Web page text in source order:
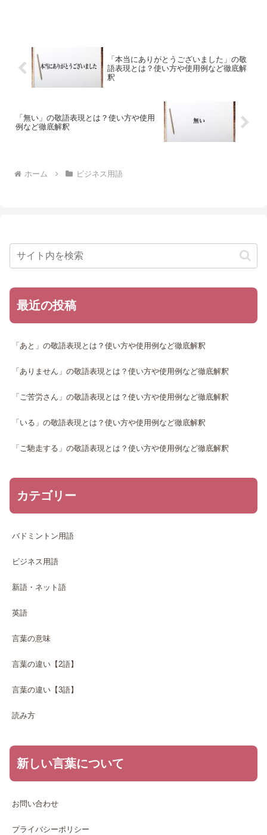
「本当にありがとうございました」の敬
語表現とは？使い方や使用例など徹底解
釈
「無い」の敬語表現とは？使い方や使用
例など徹底解釈
ホーム ビジネス用語
最近の投稿
「あと」の敬語表現とは？使い方や使用例など徹底解釈
「ありません」の敬語表現とは？使い方や使用例など徹底解釈
「ご苦労さん」の敬語表現とは？使い方や使用例など徹底解釈
「いる」の敬語表現とは？使い方や使用例など徹底解釈
「ご馳走する」の敬語表現とは？使い方や使用例など徹底解釈
カテゴリー
バドミントン用語
ビジネス用語
新語・ネット語
英語
言葉の意味
言葉の違い【2語】
言葉の違い【3語】
読み方
新しい言葉について
お問い合わせ
プライバシーポリシー